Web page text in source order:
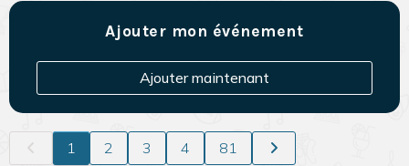
Ajouter mon événement
Ajouter maintenant
1 2 3 4 81